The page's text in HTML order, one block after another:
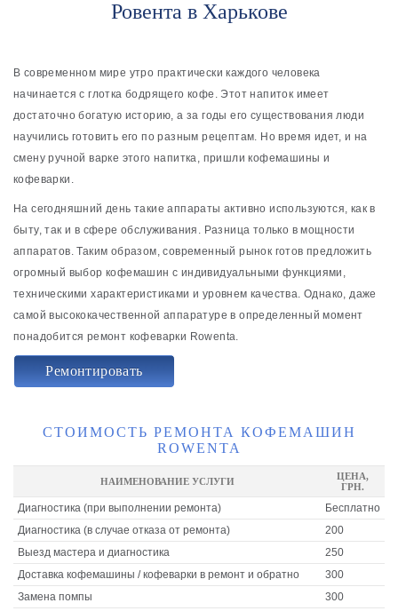
Ровента в Харькове
В современном мире утро практически каждого человека
начинается с глотка бодрящего кофе. Этот напиток имеет
достаточно богатую историю, а за годы его существования люди
научились готовить его по разным рецептам. Но время идет, и на
смену ручной варке этого напитка, пришли кофемашины и
кофеварки.
На сегодняшний день такие аппараты активно используются, как в
быту, так и в сфере обслуживания. Разница только в мощности
аппаратов. Таким образом, современный рынок готов предложить
огромный выбор кофемашин с индивидуальными функциями,
техническими характеристиками и уровнем качества. Однако, даже
самой высококачественной аппаратуре в определенный момент
понадобится ремонт кофеварки Rowenta.
Ремонтировать
СТОИМОСТЬ РЕМОНТА КОФЕМАШИН
ROWENTA
НАИМЕНОВАНИЕ УСЛУГИ
ЦЕНА,
ГРН.
Диагностика (при выполнении ремонта)
Бесплатно
Диагностика (в случае отказа от ремонта)
200
Выезд мастера и диагностика
250
Доставка кофемашины / кофеварки в ремонт и обратно
300
Замена помпы
300